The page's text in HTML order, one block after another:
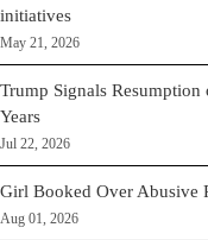
initiatives
May 21, 2026
Trump Signals
Years
Jul 22, 2026
Girl Booked Over Abusive
Aug 01, 2026